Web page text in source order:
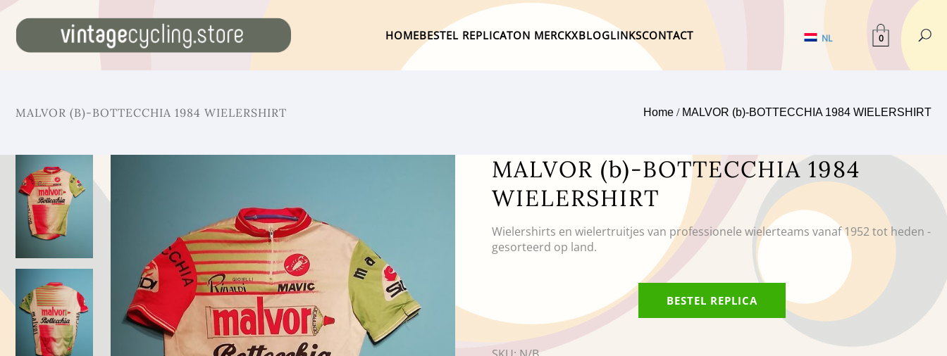
HOMEBESTEL REPLICATON MERCKXBLOGLINKSCONTACT NL 0
MALVOR (B)-BOTTECCHIA 1984 WIELERSHIRT Home / MALVOR (b)-BOTTECCHIA 1984 WIELERSHIRT
MALVOR (b)-BOTTECCHIA 1984
WIELERSHIRT
Wielershirts en wielertruitjes van professionele wielerteams vanaf 1952 tot heden -
gesorteerd op land.
BESTEL REPLICA